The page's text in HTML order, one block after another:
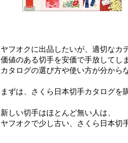
ヤフオクに出品したいが、適切なカ
価値のある切手を安価で手放してし
カタログの選び方や使い方が分から
まずは、さくら日本切手カタログを
新しい切手はほとんど無い人は、
ヤフオクで少し古い、さくら日本切